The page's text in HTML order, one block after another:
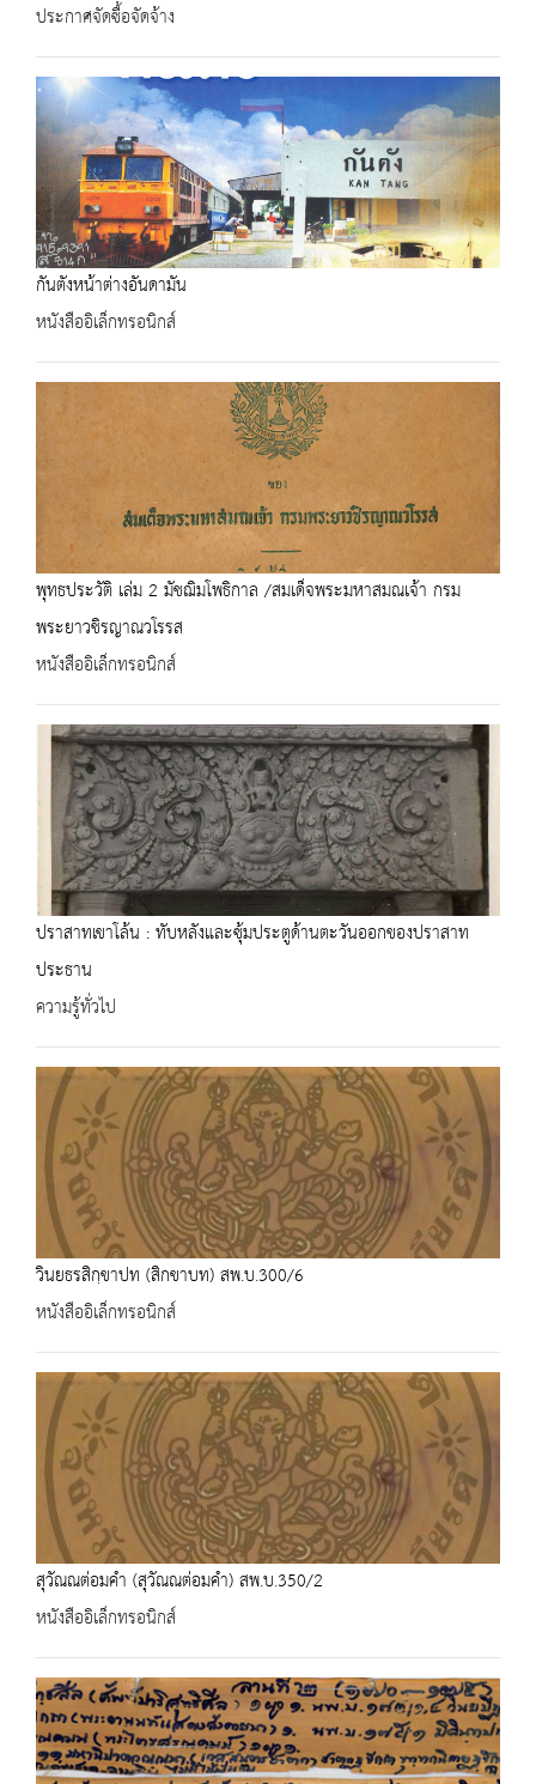
ประกาศจัดซื้อจัดจ้าง
กันตังหน้าต่างอันดามัน
หนังสืออิเล็กทรอนิกส์
พุทธประวัติ เล่ม 2 มัชฌิมโพธิกาล /สมเด็จพระมหาสมณเจ้า กรม
พระยาวชิรญาณวโรรส
หนังสืออิเล็กทรอนิกส์
ปราสาทเขาโล้น : ทับหลังและซุ้มประตูด้านตะวันออกของปราสาท
ประธาน
ความรู้ทั่วไป
วินยธรสิกฺขาปท (สิกขาบท) สพ.บ.300/6
หนังสืออิเล็กทรอนิกส์
สุวัณณต่อมคำ (สุวัณณต่อมคำ) สพ.บ.350/2
หนังสืออิเล็กทรอนิกส์